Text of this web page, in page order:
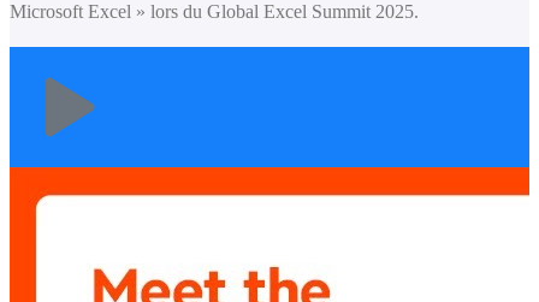
Microsoft Excel » lors du Global Excel Summit 2025.